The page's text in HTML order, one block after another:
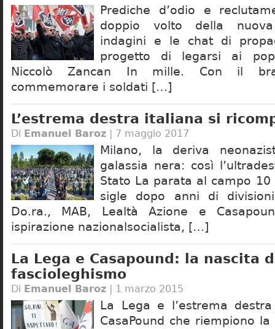
Prediche d’odio e
doppio volto della
indagini e le chat di
progetto di legarsi ai
Niccolò Zancan In mille. Con il
commemorare i soldati […]
L’estrema destra italiana si
Di Emanuel Baroz | 7 maggio 2017
Milano, la deriva
galassia nera: così
Stato La parata al campo
sigle dopo anni di
Do.ra., MAB, Lealtà Azione e
ispirazione nazionalsocialista, […]
La Lega e Casapound: la nascita
fascioleghismo
Di Emanuel Baroz | 1 marzo 2015
La Lega e l’estrema
CasaPound che riempiono